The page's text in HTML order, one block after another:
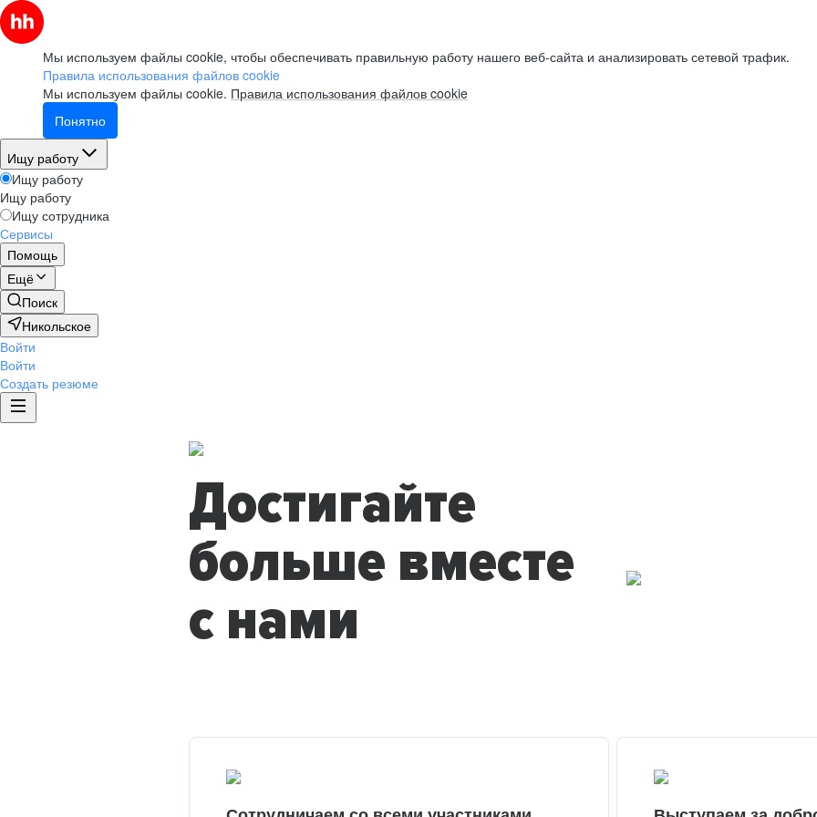
Мы используем файлы cookie, чтобы обеспечивать правильную работу нашего веб-сайта и анализировать сетевой трафик.
Правила использования файлов cookie
Мы используем файлы cookie. Правила использования файлов cookie
Понятно
Ищу работу
Ищу работу
Ищу работу
Ищу сотрудника
Сервисы
Помощь
Ещё
Поиск
Никольское
Войти
Войти
Создать резюме
Достигайте
больше вместе
с нами